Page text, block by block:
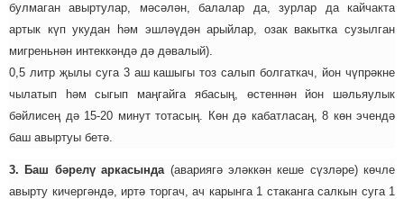
булмаган авыртулар, мәсәлән, балалар да, зурлар да кайчакта
артык күп укудан һәм эшләүдән арыйлар, озак вакытка сузылган
мигреньнән интеккәндә дә дәвалый).
0,5 литр җылы суга 3 аш кашыгы тоз салып болгаткач, йон чүпрәкне
чылатып һәм сыгып маңгайга ябасың, өстеннән йон шәльяулык
бәйлисең дә 15-20 минут тотасың. Көн дә кабатласаң, 8 көн эчендә
баш авыртуы бетә.
3. Баш бәрелү аркасында(авариягә эләккән кеше сүзләре) көчле
авырту кичергәндә, иртә торгач, ач карынга 1 стаканга салкын суга 1